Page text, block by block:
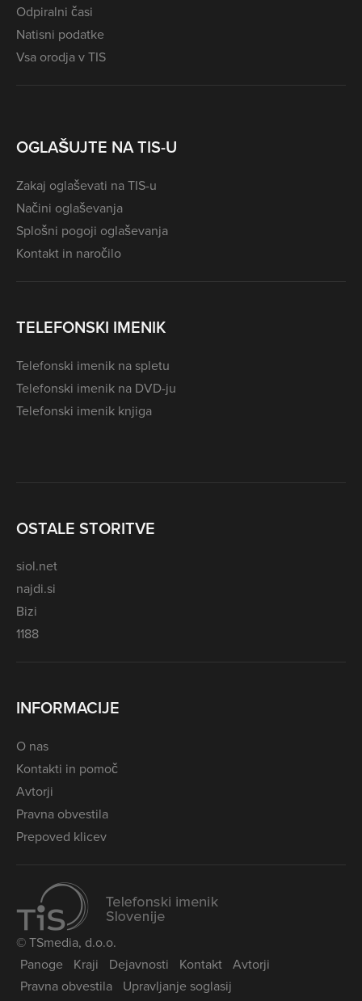
Odpiralni časi
Natisni podatke
Vsa orodja v TIS
OGLAŠUJTE NA TIS-U
Zakaj oglaševati na TIS-u
Načini oglaševanja
Splošni pogoji oglaševanja
Kontakt in naročilo
TELEFONSKI IMENIK
Telefonski imenik na spletu
Telefonski imenik na DVD-ju
Telefonski imenik knjiga
OSTALE STORITVE
siol.net
najdi.si
Bizi
1188
INFORMACIJE
O nas
Kontakti in pomoč
Avtorji
Pravna obvestila
Prepoved klicev
© TSmedia, d.o.o.
Panoge
Kraji Dejavnosti Kontakt Avtorji
Pravna obvestila
Upravljanje soglasij